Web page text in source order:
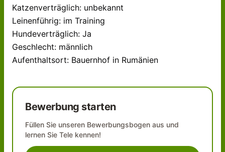
Katzenverträglich: unbekannt
Leinenführig: im Training
Hundeverträglich: Ja
Geschlecht: männlich
Aufenthaltsort: Bauernhof in Rumänien
Bewerbung starten
Füllen Sie unseren Bewerbungsbogen aus und
lernen Sie Tele kennen!